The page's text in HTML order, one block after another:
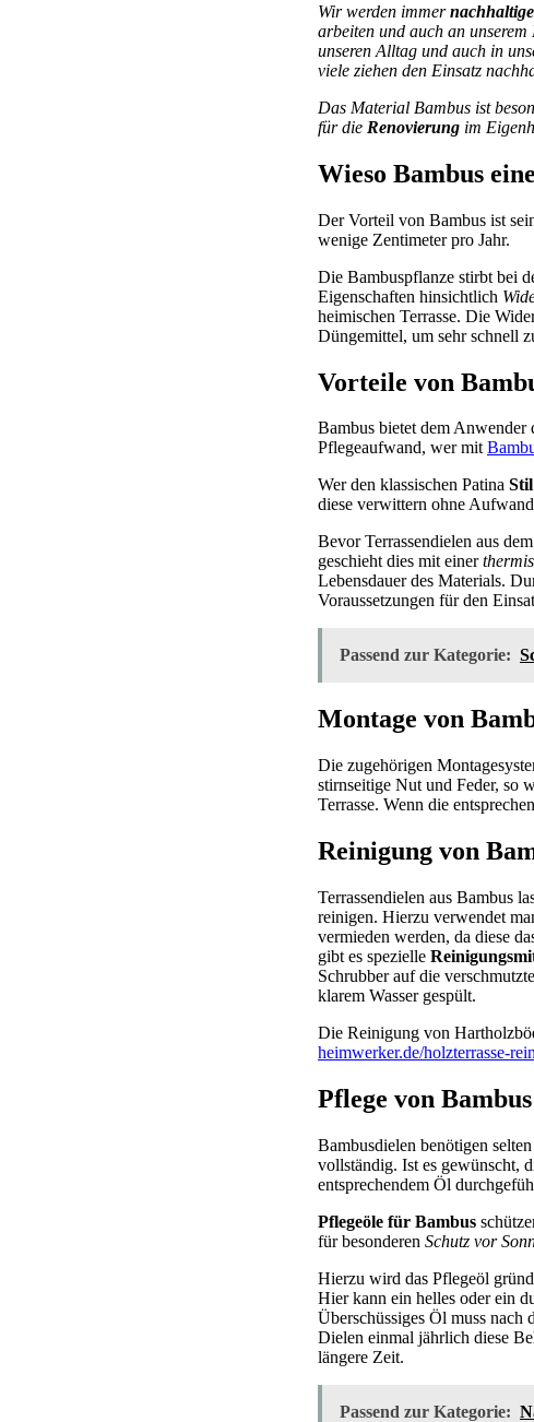
Wir werden immer
arbeiten und auch an
unseren Alltag und auch in
viele ziehen den Einsatz
Das Material Bambus ist
für die Renovierung im
Wieso Bambus
Der Vorteil von Bambus ist
wenige Zentimeter pro Jahr.
Die Bambuspflanze stirbt bei
Eigenschaften hinsichtlich
heimischen Terrasse. Die
Düngemittel, um sehr schnell
Vorteile von
Bambus bietet dem
Pflegeaufwand, wer mit
Wer den klassischen Patina Stil
diese verwittern ohne
Bevor Terrassendielen aus
geschieht dies mit einer
Lebensdauer des Materials.
Voraussetzungen für den
Passend zur Kategorie:
Montage von
Die zugehörigen
stirnseitige Nut und Feder, so
Terrasse. Wenn die
Reinigung von
Terrassendielen aus Bambus
reinigen. Hierzu verwendet
vermieden werden, da diese
gibt es spezielle
Schrubber auf die
klarem Wasser gespült.
Die Reinigung von
heimwerker.de/holzterrasse-
Pflege von Bambus
Bambusdielen benötigen
vollständig. Ist es gewünscht,
entsprechendem Öl
Pflegeöle für Bambus
für besonderen Schutz vor
Hierzu wird das Pflegeöl
Hier kann ein helles oder ein
Überschüssiges Öl muss nach
Dielen einmal jährlich diese
längere Zeit.
Passend zur Kategorie: